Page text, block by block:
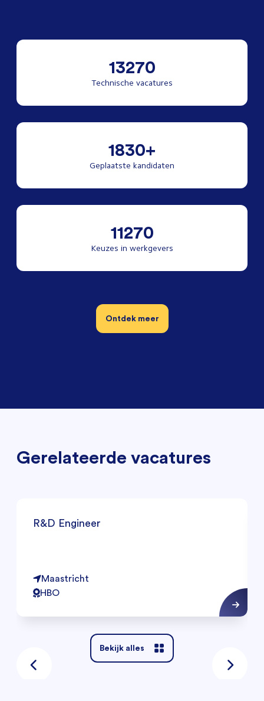
13270
Technische vacatures
1830+
Geplaatste kandidaten
11270
Keuzes in werkgevers
Ontdek meer
Gerelateerde vacatures
R&D Engineer
Maastricht
HBO
Bekijk alles